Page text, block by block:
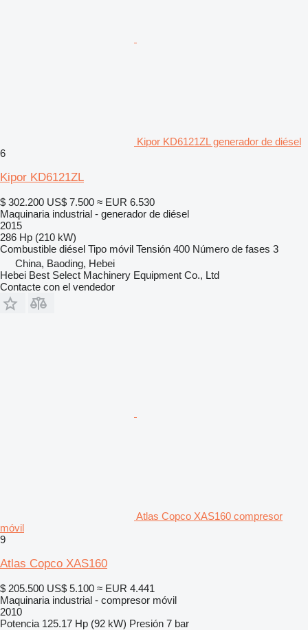
Kipor KD6121ZL generador de diésel
6
Kipor KD6121ZL
$ 302.200 US$ 7.500 ≈ EUR 6.530
Maquinaria industrial - generador de diésel
2015
286 Hp (210 kW)
Combustible diésel Tipo móvil Tensión 400 Número de fases 3
China, Baoding, Hebei
Hebei Best Select Machinery Equipment Co., Ltd
Contacte con el vendedor
Atlas Copco XAS160 compresor
móvil
9
Atlas Copco XAS160
$ 205.500 US$ 5.100 ≈ EUR 4.441
Maquinaria industrial - compresor móvil
2010
Potencia 125.17 Hp (92 kW) Presión 7 bar